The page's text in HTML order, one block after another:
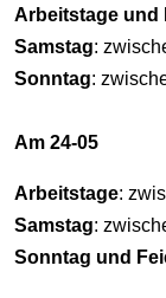
Arbeitstage und
Samstag:
Sonntag:
Am 24-05
Arbeitstage:
Samstag:
Sonntag und